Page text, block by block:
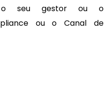
o seu gestor ou o
ou o Canal de